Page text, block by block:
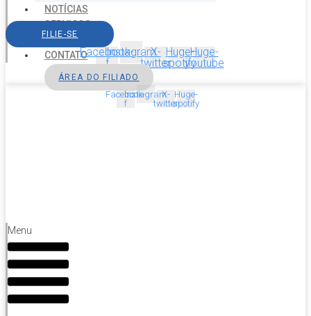
NOTÍCIAS
SERVIÇOS
AGENDA
CONTATO
FILIE-SE
Facebook-
f
InstagramX-
twitter
Huge-
spotify
Huge-
youtube
ÁREA DO FILIADO
Facebook-
f
InstagramX-
twitter
Huge-
spotify
Menu